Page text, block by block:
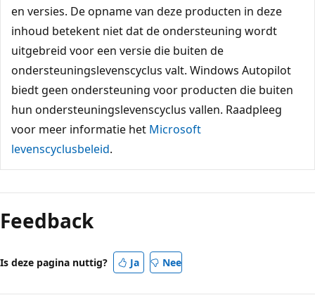
en versies. De opname van deze producten in deze
inhoud betekent niet dat de ondersteuning wordt
uitgebreid voor een versie die buiten de
ondersteuningslevenscyclus valt. Windows Autopilot
biedt geen ondersteuning voor producten die buiten
hun ondersteuningslevenscyclus vallen. Raadpleeg
voor meer informatie het Microsoft
levenscyclusbeleid.
Feedback
Is deze pagina nuttig? Ja Nee